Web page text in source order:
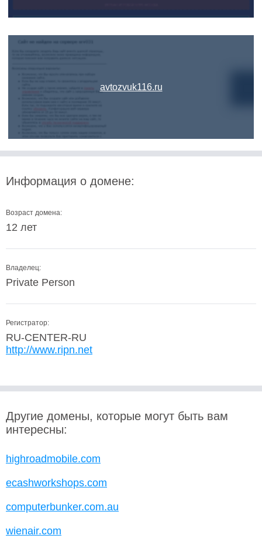
avtozvuk116.ru
Информация о домене:
Возраст домена:
12 лет
Владелец:
Private Person
Регистратор:
RU-CENTER-RU
http://www.ripn.net
Другие домены, которые могут быть вам
интересны:
highroadmobile.com
ecashworkshops.com
computerbunker.com.au
wienair.com